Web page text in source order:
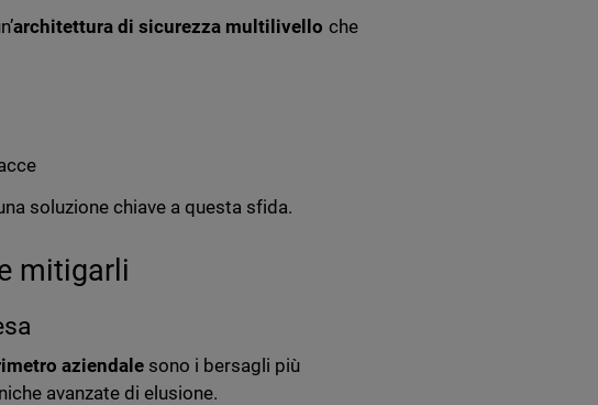
architettura di sicurezza multilivello che
soluzione chiave a questa sfida.
mitigarli
aziendale sono i bersagli più
avanzate di elusione.